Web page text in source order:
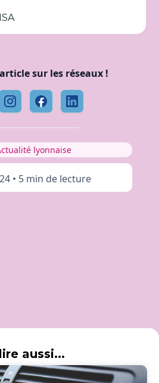
sur les réseaux !
lyonnaise
• 5 min de lecture
aussi...